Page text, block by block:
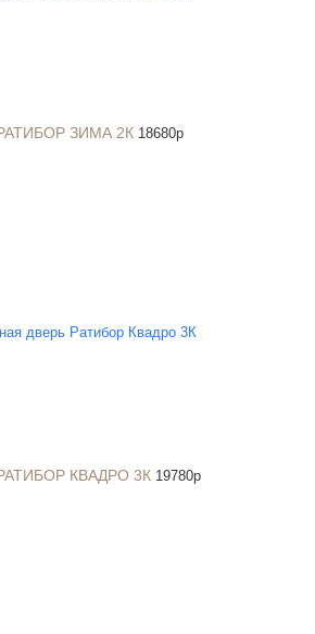
ЗИМА 2К 18680p
КВАДРО 3К 19780p